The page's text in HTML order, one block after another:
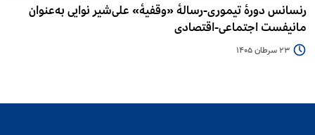
رنسانس دورۀ تیموری-رسالۀ «وقفیۀ» علی‌شیر نوایی به‌عنوان
مانیفست اجتماعی-اقتصادی
23 سرطان 1405